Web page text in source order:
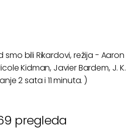
smo bili Rikardovi, režija - Aaron
Kidman, Javier Bardem, J. K.
2 sata i 11 minuta. )
pregleda